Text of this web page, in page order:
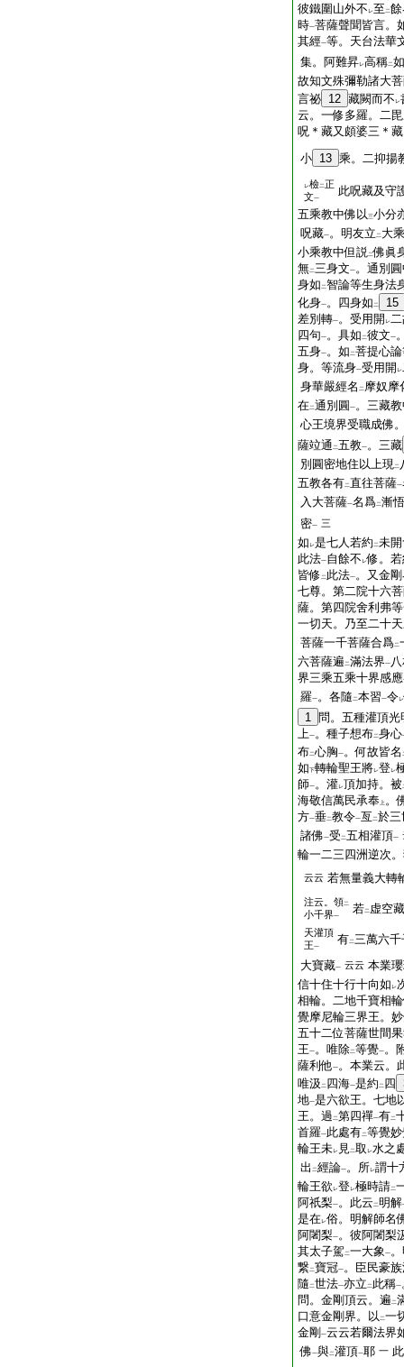
彼鐵圍山外不 レ至 二
時一菩薩聲聞皆言。
其經一等。天台法華
集。阿難昇レ高稱二如
故知文殊彌勒諸大
言祕 12 藏闕而不 レ
云。一修多羅。二
呪＊藏又頗婆三＊
小 13 乘。二抑揚
レ檢二正
文一
此呪藏及守
五乘教中佛以三小分
呪藏一。明友立 二 大
小乘教中但説二佛眞
無二三身文一。通別
身如 二智論等生身法
化身一。四身如 二
15
差別轉一。受用開 レ
四句一。具如 二彼文一
五身一。如 二菩提心
身。等流身一受用開 レ
身華嚴經名 二 摩奴摩
在二通別圓 一。三藏
心王境界受職成佛
薩竝通 二五教一。三藏
別圓密地住以上現二
五教各有二直往菩薩一
入大菩薩一名爲二漸悟
密一 三
如 レ是七人若約 二未
此法一自餘不 レ修。
皆修 二 此法一。又金
七尊。第二院十六
薩。第四院舍利弗
一切天。乃至二十
菩薩一千菩薩合爲二
六菩薩遍 二滿法界一
界三乘五乘十界感應
羅一。各隨 二本習一令レ
1 問。五種灌頂光
上一。種子想布二身心
布二心胸一。何故皆名
如下轉輪聖王將レ登レ
師一。灌レ頂加持。被
海敬信萬民承奉 上 。
方一垂二教令一亙二於三
諸佛一受 二五相灌頂一
輪一二三四洲逆次
云云 若無量義大轉
注云。領二
小千界一
若二 虚空
天灌頂
王一
有二三萬六千
大寶藏一 云云 本業
信十住十行十向如 レ
相輪。二地千寶相
覺摩尼輪三界王。
五十二位菩薩世間
王一。唯除二等覺一。
薩利他一。本業云。
唯汲 二 四海一是約 二 四
地一是六欲王。七地
王。過 二第四禪一有二
首羅一此處有二等覺
輪王未レ 見二取 レ水之
出 二經論一。所レ謂十
輪王欲 レ登レ極時請二
阿祇梨一。此云 二明解
是在レ俗。明解師名
阿闍梨一。彼阿闍梨
其太子駕 二一大象一
繋二寶冠一。臣民豪
隨 二世法一亦立 二 此稱一
問。金剛頂云。遍 二
口意金剛界。以 二一
金剛 一云云若爾法界
佛一與二灌頂一耶 一